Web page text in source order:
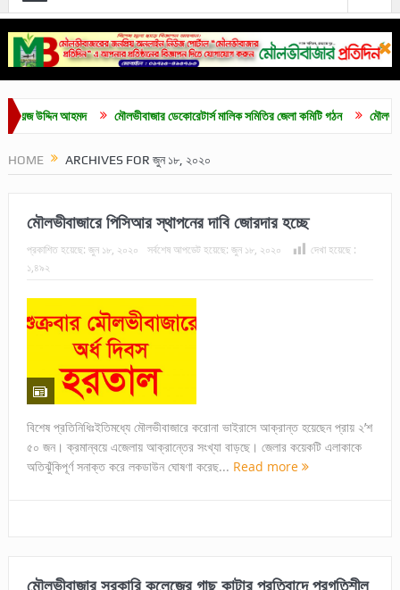
আহমদ মৌলভীবাজার ডেকোরেটার্স মালিক সমিতির জেলা কমিটি গঠন মৌলভীবাজারে
HOME ARCHIVES FOR জুন ১৮, ২০২০
মৌলভীবাজারে পিসিআর স্থাপনের দাবি জোরদার হচ্ছে
প্রকাশিত হয়েছে: জুন ১৮, ২০২০ সর্বশেষ আপডেট হয়েছে: জুন ১৮, ২০২০
দেখা হয়েছে :
১,৪৯২
বিশেষ প্রতিনিধিঃইতিমধ্যে মৌলভীবাজারে করোনা ভাইরাসে আক্রান্ত হয়েছেন প্রায় ২’শ
৫০ জন। ক্রমান্বয়ে এজেলায় আক্রান্তের সংখ্যা বাড়ছে। জেলার কয়েকটি এলাকাকে
অতিঝুঁকিপূর্ণ সনাক্ত করে লকডাউন ঘোষণা করেছ... Read more